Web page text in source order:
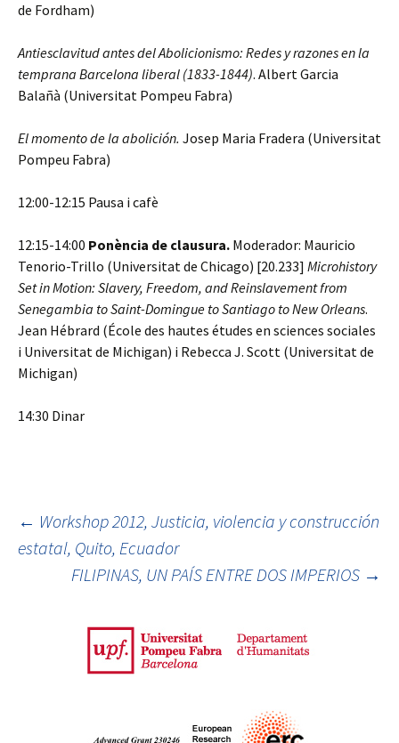
de Fordham)
Antiesclavitud antes del Abolicionismo: Redes y razones en la
temprana Barcelona liberal (1833-1844). Albert Garcia
Balañà (Universitat Pompeu Fabra)
El momento de la abolición. Josep Maria Fradera (Universitat
Pompeu Fabra)
12:00-12:15 Pausa i cafè
12:15-14:00 Ponència de clausura. Moderador: Mauricio
Tenorio-Trillo (Universitat de Chicago) [20.233] Microhistory
Set in Motion: Slavery, Freedom, and Reinslavement from
Senegambia to Saint-Domingue to Santiago to New Orleans.
Jean Hébrard (École des hautes études en sciences sociales
i Universitat de Michigan) i Rebecca J. Scott (Universitat de
Michigan)
14:30 Dinar
Post navigation
← Workshop 2012, Justicia, violencia y construcción
estatal, Quito, Ecuador
FILIPINAS, UN PAÍS ENTRE DOS IMPERIOS →